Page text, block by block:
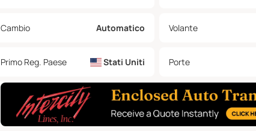
Cambio Automatico Volante
Primo Reg. Paese Stati Uniti Porte